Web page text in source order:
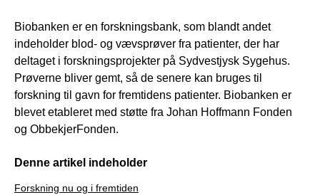
Biobanken er en forskningsbank, som blandt andet
indeholder blod- og vævsprøver fra patienter, der har
deltaget i forskningsprojekter på Sydvestjysk Sygehus.
Prøverne bliver gemt, så de senere kan bruges til
forskning til gavn for fremtidens patienter. Biobanken er
blevet etableret med støtte fra Johan Hoffmann Fonden
og ObbekjerFonden.
Denne artikel indeholder
Forskning nu og i fremtiden